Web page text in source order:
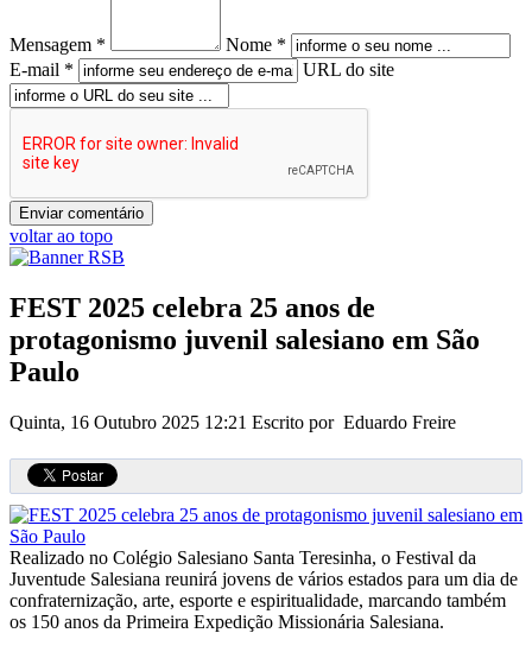
Mensagem *
Nome *
E-mail *
URL do site
voltar ao topo
FEST 2025 celebra 25 anos de
protagonismo juvenil salesiano em São
Paulo
Quinta, 16 Outubro 2025 12:21 Escrito por Eduardo Freire
Realizado no Colégio Salesiano Santa Teresinha, o Festival da
Juventude Salesiana reunirá jovens de vários estados para um dia de
confraternização, arte, esporte e espiritualidade, marcando também
os 150 anos da Primeira Expedição Missionária Salesiana.